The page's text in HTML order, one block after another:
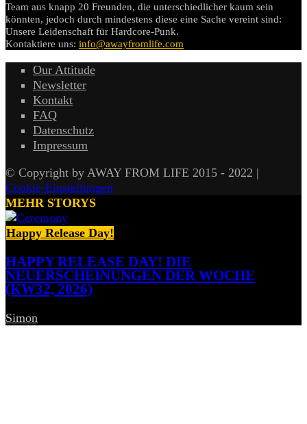
Team aus knapp 20 Freunden, die unterschiedlicher kaum sein
könnten, jedoch durch mindestens diese eine Sache vereint sind:
Unsere Leidenschaft für Hardcore-Punk.
Kontaktiere uns: info@awayfromlife.com
Our Attitude
Newsletter
Kontakt
FAQ
Datenschutz
Impressum
© Copyright by AWAY FROM LIFE 2015 - 2022 |
Cookie-Einstellungen
MEHR STORYS
Happy Release Day!
HAPPY RELEASE DAY! DIE
NEUERSCHEINUNGEN DER WOCHE
(KW32, 2026)
Simon